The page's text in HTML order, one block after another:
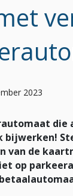
2023
die
bijwerken!
van de
op